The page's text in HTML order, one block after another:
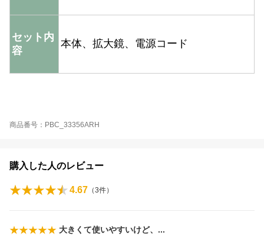
セット内
容
本体、拡大鏡、電源コード
商品番号：PBC_33356ARH
購入した人のレビュー
4.67 （3件）
大きくて使いやすいけど、